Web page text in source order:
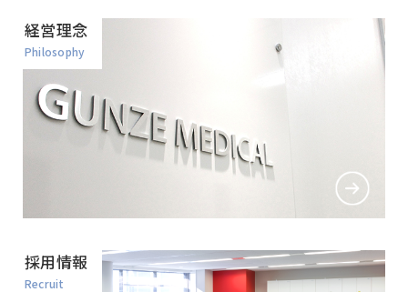
経営理念
Philosophy
採用情報
Recruit